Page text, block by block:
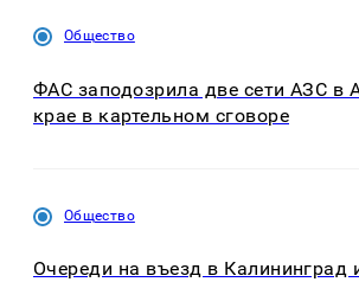
Общество
ФАС заподозрила две сети АЗС в
крае в картельном сговоре
Общество
Очереди на въезд в Калининград